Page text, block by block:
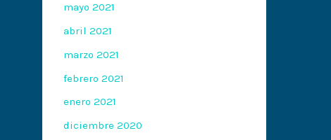
mayo 2021
abril 2021
marzo 2021
febrero 2021
enero 2021
diciembre 2020